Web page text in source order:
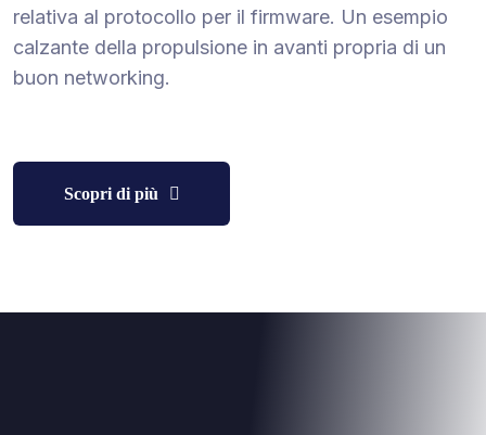
relativa al protocollo per il firmware. Un esempio
calzante della propulsione in avanti propria di un
buon networking.
Scopri di più